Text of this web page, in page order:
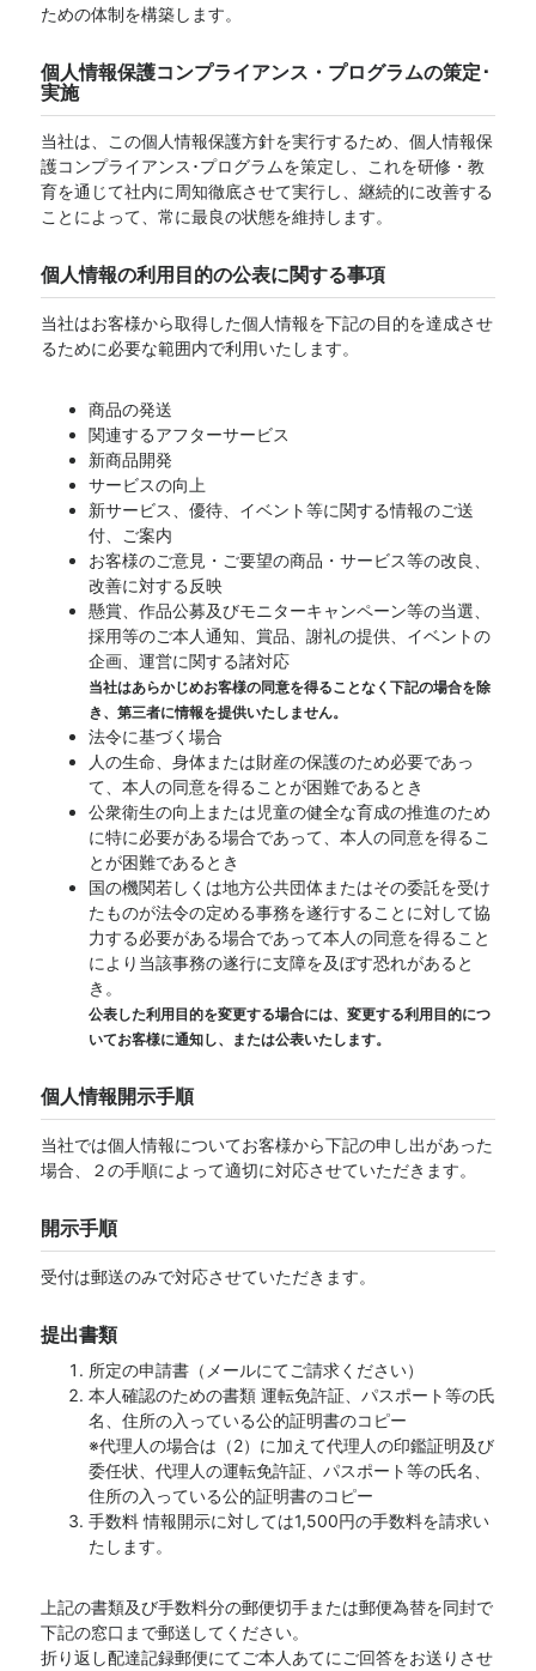
ための体制を構築します。
個人情報保護コンプライアンス・プログラムの策定･
実施
当社は、この個人情報保護方針を実行するため、個人情報保
護コンプライアンス･プログラムを策定し、これを研修・教
育を通じて社内に周知徹底させて実行し、継続的に改善する
ことによって、常に最良の状態を維持します。
個人情報の利用目的の公表に関する事項
当社はお客様から取得した個人情報を下記の目的を達成させ
るために必要な範囲内で利用いたします。
商品の発送
関連するアフターサービス
新商品開発
サービスの向上
新サービス、優待、イベント等に関する情報のご送
付、ご案内
お客様のご意見・ご要望の商品・サービス等の改良、
改善に対する反映
懸賞、作品公募及びモニターキャンペーン等の当選、
採用等のご本人通知、賞品、謝礼の提供、イベントの
企画、運営に関する諸対応
当社はあらかじめお客様の同意を得ることなく下記の場合を除
き、第三者に情報を提供いたしません。
法令に基づく場合
人の生命、身体または財産の保護のため必要であっ
て、本人の同意を得ることが困難であるとき
公衆衛生の向上または児童の健全な育成の推進のため
に特に必要がある場合であって、本人の同意を得るこ
とが困難であるとき
国の機関若しくは地方公共団体またはその委託を受け
たものが法令の定める事務を遂行することに対して協
力する必要がある場合であって本人の同意を得ること
により当該事務の遂行に支障を及ぼす恐れがあると
き。
公表した利用目的を変更する場合には、変更する利用目的につ
いてお客様に通知し、または公表いたします。
個人情報開示手順
当社では個人情報についてお客様から下記の申し出があった
場合、２の手順によって適切に対応させていただきます。
開示手順
受付は郵送のみで対応させていただきます。
提出書類
所定の申請書（メールにてご請求ください）
本人確認のための書類 運転免許証、パスポート等の氏
名、住所の入っている公的証明書のコピー
※代理人の場合は（2）に加えて代理人の印鑑証明及び
委任状、代理人の運転免許証、パスポート等の氏名、
住所の入っている公的証明書のコピー
手数料 情報開示に対しては1,500円の手数料を請求い
たします。
上記の書類及び手数料分の郵便切手または郵便為替を同封で
下記の窓口まで郵送してください。
折り返し配達記録郵便にてご本人あてにご回答をお送りさせ